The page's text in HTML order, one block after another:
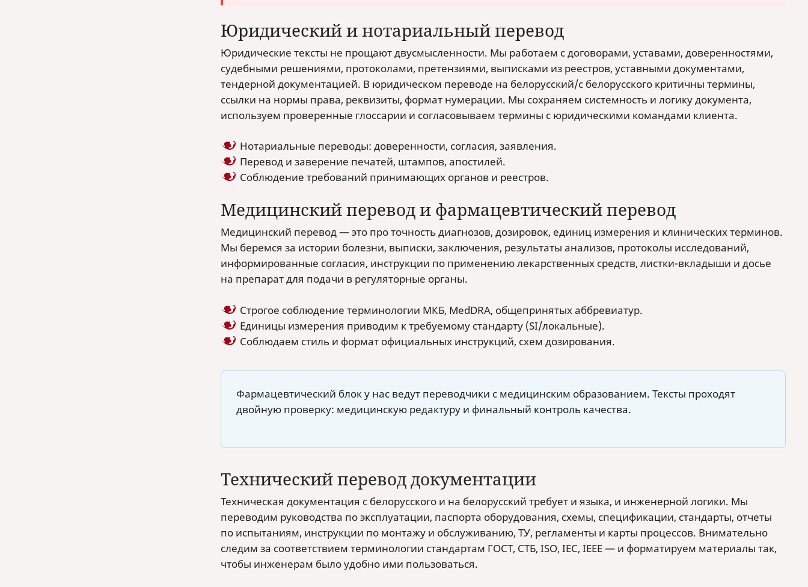
Юридический и нотариальный перевод
Юридические тексты не прощают двусмысленности. Мы работаем с договорами, уставами, доверенностями,
судебными решениями, протоколами, претензиями, выписками из реестров, уставными документами,
тендерной документацией. В юридическом переводе на белорусский/с белорусского критичны термины,
ссылки на нормы права, реквизиты, формат нумерации. Мы сохраняем системность и логику документа,
используем проверенные глоссарии и согласовываем термины с юридическими командами клиента.
Нотариальные переводы: доверенности, согласия, заявления.
Перевод и заверение печатей, штампов, апостилей.
Соблюдение требований принимающих органов и реестров.
Медицинский перевод и фармацевтический перевод
Медицинский перевод — это про точность диагнозов, дозировок, единиц измерения и клинических терминов.
Мы беремся за истории болезни, выписки, заключения, результаты анализов, протоколы исследований,
информированные согласия, инструкции по применению лекарственных средств, листки-вкладыши и досье
на препарат для подачи в регуляторные органы.
Строгое соблюдение терминологии МКБ, MedDRA, общепринятых аббревиатур.
Единицы измерения приводим к требуемому стандарту (SI/локальные).
Соблюдаем стиль и формат официальных инструкций, схем дозирования.
Фармацевтический блок у нас ведут переводчики с медицинским образованием. Тексты проходят
двойную проверку: медицинскую редактуру и финальный контроль качества.
Технический перевод документации
Техническая документация с белорусского и на белорусский требует и языка, и инженерной логики. Мы
переводим руководства по эксплуатации, паспорта оборудования, схемы, спецификации, стандарты, отчеты
по испытаниям, инструкции по монтажу и обслуживанию, ТУ, регламенты и карты процессов. Внимательно
следим за соответствием терминологии стандартам ГОСТ, СТБ, ISO, IEC, IEEE — и форматируем материалы так,
чтобы инженерам было удобно ими пользоваться.